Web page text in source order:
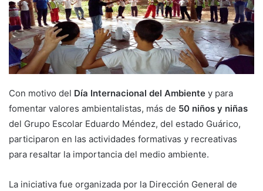
Con motivo del Día Internacional del Ambiente y para
fomentar valores ambientalistas, más de 50 niños y niñas
del Grupo Escolar Eduardo Méndez, del estado Guárico,
participaron en las actividades formativas y recreativas
para resaltar la importancia del medio ambiente.
La iniciativa fue organizada por la Dirección General de